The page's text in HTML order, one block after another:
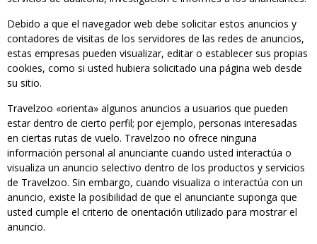
Debido a que el navegador web debe solicitar estos anuncios y
contadores de visitas de los servidores de las redes de anuncios,
estas empresas pueden visualizar, editar o establecer sus propias
cookies, como si usted hubiera solicitado una página web desde
su sitio.
Travelzoo «orienta» algunos anuncios a usuarios que pueden
estar dentro de cierto perfil; por ejemplo, personas interesadas
en ciertas rutas de vuelo. Travelzoo no ofrece ninguna
información personal al anunciante cuando usted interactúa o
visualiza un anuncio selectivo dentro de los productos y servicios
de Travelzoo. Sin embargo, cuando visualiza o interactúa con un
anuncio, existe la posibilidad de que el anunciante suponga que
usted cumple el criterio de orientación utilizado para mostrar el
anuncio.